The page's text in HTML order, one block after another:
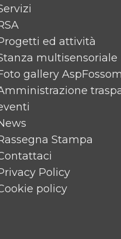
ed attività
multisensoriale
gallery
Stampa
Policy
policy